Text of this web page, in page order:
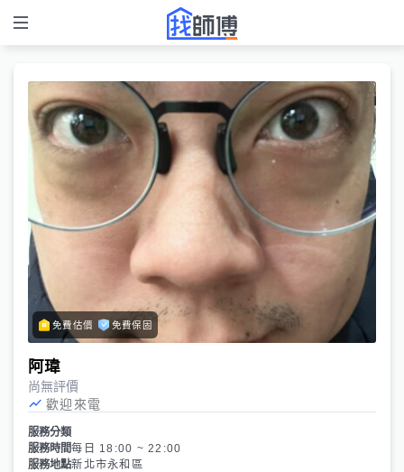
免費估價 免費保固
阿瑋
尚無評價
歡迎來電
服務分類
服務時間每日 18:00 ~ 22:00
服務地點新北市永和區